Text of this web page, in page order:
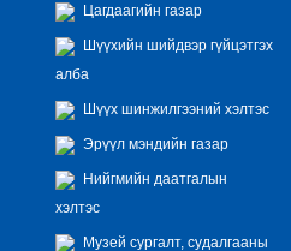
Цагдаагийн газар
Шүүхийн шийдвэр гүйцэтгэх
алба
Шүүх шинжилгээний хэлтэс
Эрүүл мэндийн газар
Нийгмийн даатгалын
хэлтэс
Музей сургалт, судалгааны